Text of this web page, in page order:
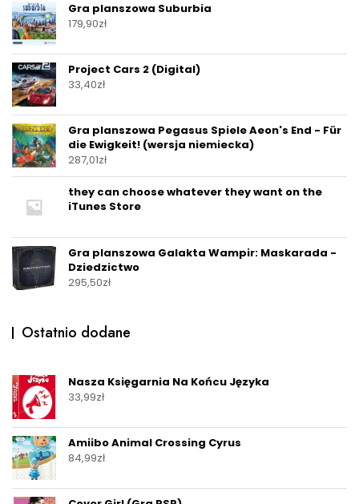
Gra planszowa Suburbia
179,90zł
Project Cars 2 (Digital)
33,40zł
Gra planszowa Pegasus Spiele Aeon's End - Für
die Ewigkeit! (wersja niemiecka)
287,01zł
they can choose whatever they want on the
iTunes Store
Gra planszowa Galakta Wampir: Maskarada -
Dziedzictwo
295,50zł
Ostatnio dodane
Nasza Księgarnia Na Końcu Języka
33,99zł
Amiibo Animal Crossing Cyrus
84,99zł